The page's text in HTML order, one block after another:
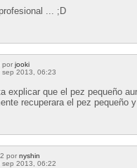
... ;D
por jooki
sep 2013, 06:23
explicar que el pez pequeño
recuperara el pez pequeño
por nyshin
sep 2013, 06:22